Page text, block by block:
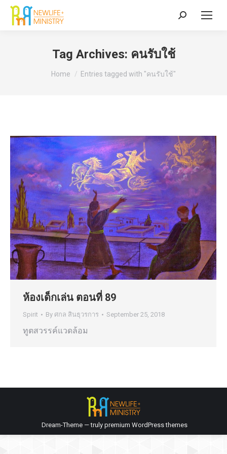
Search:
Tag Archives: คนรับใช้
You are here:
Home Entries tagged with "คนรับใช้"
ห้องเด็กเล่น ตอนที่ 89
Spirit By ศกล สินธุวรการ September 25, 2018
ทูตสวรรค์แวดล้อม
Dream-Theme — truly premium WordPress themes